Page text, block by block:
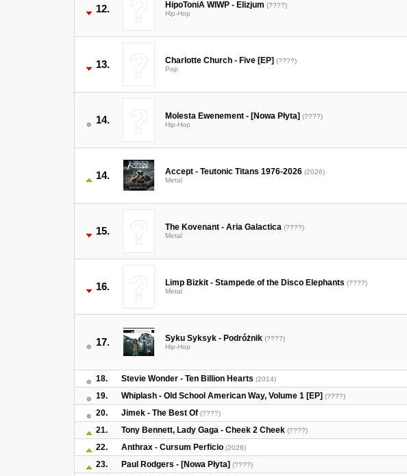
12. HipoToniA WIWP - Elizjum (????)
Hip-Hop
13. Charlotte Church - Five [EP] (????)
Pop
14. Molesta Ewenement - [Nowa Płyta] (????)
Hip-Hop
14. Accept - Teutonic Titans 1976-2026 (2026)
Metal
15. The Kovenant - Aria Galactica (????)
Metal
16. Limp Bizkit - Stampede of the Disco Elephants (????)
Metal
17. Syku Syksyk - Podróżnik (????)
Hip-Hop
18. Stevie Wonder - Ten Billion Hearts (2014)
19. Whiplash - Old School American Way, Volume 1 [EP] (????)
20. Jimek - The Best Of (????)
21. Tony Bennett, Lady Gaga - Cheek 2 Cheek (????)
22. Anthrax - Cursum Perficio (2026)
23. Paul Rodgers - [Nowa Płyta] (????)